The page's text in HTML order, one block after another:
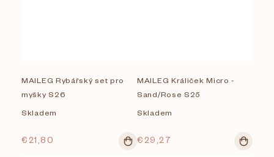
MAILEG Rybářský set pro
myšky S26
Skladem
€21,80
MAILEG Králiček Micro -
Sand/Rose S25
Skladem
€29,27